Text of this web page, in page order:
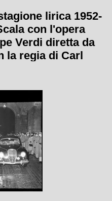
lirica 1952-
con l'opera
Verdi diretta da
la regia di Carl